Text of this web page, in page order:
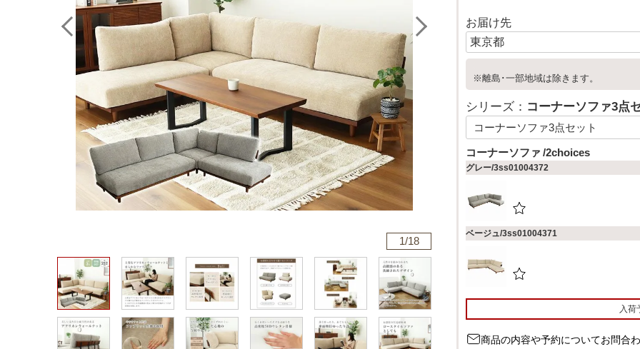
1/18
お届け先
※離島･一部地域は除きます。
シリーズ： コーナーソファ3点
コーナーソファ 2choices
グレー/3ss01004372
ベージュ/3ss01004371
入荷
商品の内容や予約についてお問合